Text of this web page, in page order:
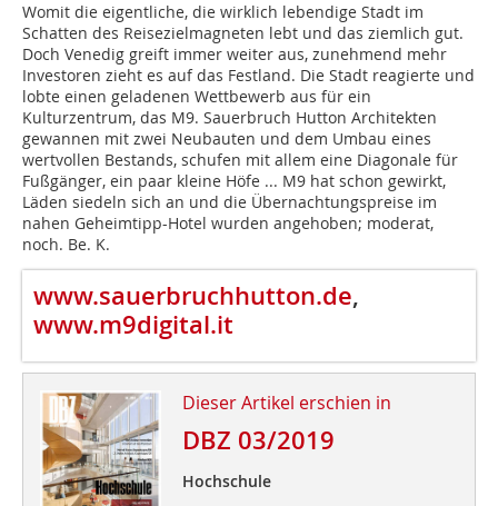
Womit die eigentliche, die wirklich lebendige Stadt im
Schatten des Reisezielmagneten lebt und das ziemlich gut.
Doch Venedig greift immer weiter aus, zunehmend mehr
Investoren zieht es auf das Festland. Die Stadt reagierte und
lobte einen geladenen Wettbewerb aus für ein
Kulturzentrum, das M9. Sauerbruch Hutton Architekten
gewannen mit zwei Neubauten und dem Umbau eines
wertvollen Bestands, schufen mit allem eine Diagonale für
Fußgänger, ein paar kleine Höfe ... M9 hat schon gewirkt,
Läden siedeln sich an und die Übernachtungspreise im
nahen Geheimtipp-Hotel wurden angehoben; moderat,
noch. Be. K.
www.sauerbruchhutton.de,
www.m9digital.it
Dieser Artikel erschien in
DBZ 03/2019
Hochschule